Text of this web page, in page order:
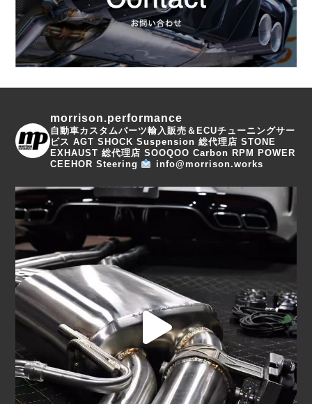
morrison.performance
自動車カスタムパーツ輸入販売＆ECUチューニングサー
ビス AGT SHOCK Suspension 総代理店 STONE
EXHAUST 総代理店 SOOQOO Carbon RPM POWER
CEEHOR Steering
info@morrison.works